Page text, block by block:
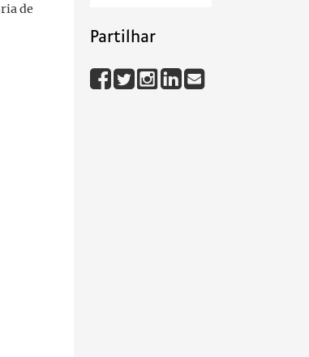
Partilhar
de